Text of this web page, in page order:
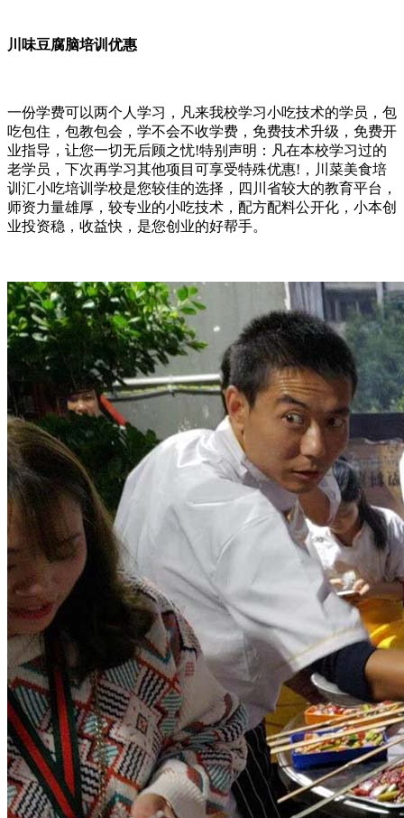
川味豆腐脑培训优惠
一份学费可以两个人学习，凡来我校学习小吃技术的学员，包
吃包住，包教包会，学不会不收学费，免费技术升级，免费开
业指导，让您一切无后顾之忧!特别声明：凡在本校学习过的
老学员，下次再学习其他项目可享受特殊优惠!，川菜美食培
训汇小吃培训学校是您较佳的选择，四川省较大的教育平台，
师资力量雄厚，较专业的小吃技术，配方配料公开化，小本创
业投资稳，收益快，是您创业的好帮手。